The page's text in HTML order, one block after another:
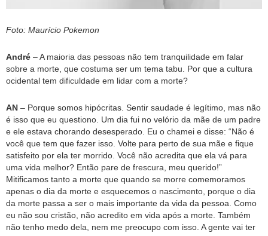
Foto: Maurício Pokemon
André – A maioria das pessoas não tem tranquilidade em falar
sobre a morte, que costuma ser um tema tabu. Por que a cultura
ocidental tem dificuldade em lidar com a morte?
AN – Porque somos hipócritas. Sentir saudade é legítimo, mas não
é isso que eu questiono. Um dia fui no velório da mãe de um padre
e ele estava chorando desesperado. Eu o chamei e disse: “Não é
você que tem que fazer isso. Volte para perto de sua mãe e fique
satisfeito por ela ter morrido. Você não acredita que ela vá para
uma vida melhor? Então pare de frescura, meu querido!”
Mitificamos tanto a morte que quando se morre comemoramos
apenas o dia da morte e esquecemos o nascimento, porque o dia
da morte passa a ser o mais importante da vida da pessoa. Como
eu não sou cristão, não acredito em vida após a morte. Também
não tenho medo dela, nem me preocupo com isso. A gente vai ter